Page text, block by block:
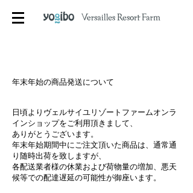
年末年始の商品発送について
日頃よりヴェルサイユリゾートファームオンラ
インショップをご利用頂きまして、
ありがとうございます。
年末年始期間中にご注文頂いた商品は、通常通
り随時出荷を致しますが、
各配送業者様の休業および荷物量の増加、悪天
候等での配達遅延の可能性が御座います。